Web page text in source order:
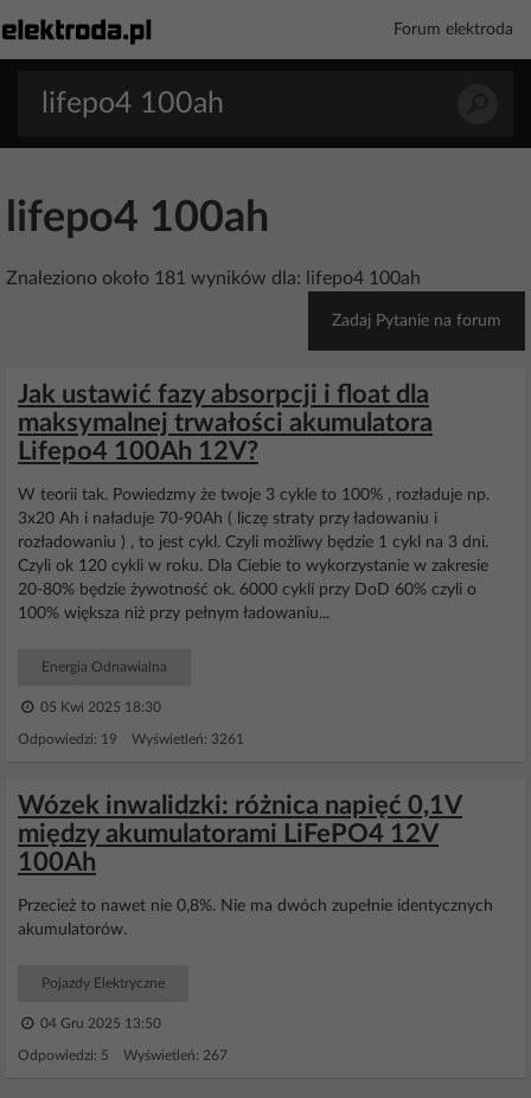
Forum elektroda
lifepo4 100ah
Znaleziono około 181 wyników dla: lifepo4 100ah
Zadaj Pytanie na forum
Jak ustawić fazy absorpcji i float dla
maksymalnej trwałości akumulatora
Lifepo4 100Ah 12V?
W teorii tak. Powiedzmy że twoje 3 cykle to 100% , rozładuje np.
3x20 Ah i naładuje 70-90Ah ( liczę straty przy ładowaniu i
rozładowaniu ) , to jest cykl. Czyli możliwy będzie 1 cykl na 3 dni.
Czyli ok 120 cykli w roku. Dla Ciebie to wykorzystanie w zakresie
20-80% będzie żywotność ok. 6000 cykli przy DoD 60% czyli o
100% większa niż przy pełnym ładowaniu...
Energia Odnawialna
05 Kwi 2025 18:30
Odpowiedzi: 19 Wyświetleń: 3261
Wózek inwalidzki: różnica napięć 0,1V
między akumulatorami LiFePO4 12V
100Ah
Przecież to nawet nie 0,8%. Nie ma dwóch zupełnie identycznych
akumulatorów.
Pojazdy Elektryczne
04 Gru 2025 13:50
Odpowiedzi: 5 Wyświetleń: 267